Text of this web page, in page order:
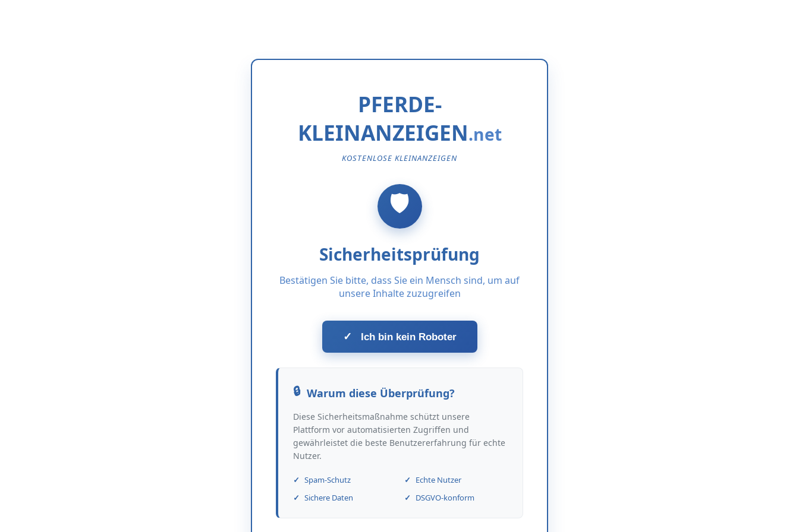
PFERDE-
KLEINANZEIGEN
KOSTENLOSE KLEINANZEIGEN
Sicherheitsprüfung
Bestätigen Sie bitte, dass Sie ein Mensch sind, um auf
unsere Inhalte zuzugreifen
✓ Ich bin kein Roboter
Warum diese Überprüfung?
Diese Sicherheitsmaßnahme schützt unsere
Plattform vor automatisierten Zugriffen und
gewährleistet die beste Benutzererfahrung für echte
Nutzer.
Spam-Schutz
Echte Nutzer
Sichere Daten
DSGVO-konform